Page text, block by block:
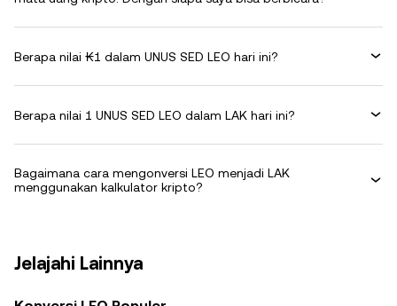
Berapa nilai ₭1 dalam UNUS SED LEO hari ini?
Berapa nilai 1 UNUS SED LEO dalam LAK hari ini?
Bagaimana cara mengonversi LEO menjadi LAK
menggunakan kalkulator kripto?
Jelajahi Lainnya